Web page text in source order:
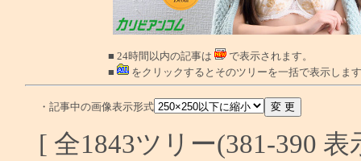
■ 24時間以内の記事は
で表示されます。
■
をクリックするとそのツリーを一括で表示しま
・記事中の画像表示形式
[ 全1843ツリー(381-390